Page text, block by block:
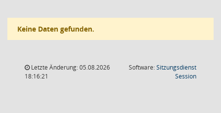
Keine Daten gefunden.
Letzte Änderung: 05.08.2026
18:16:21
Software:Sitzungsdienst
Session(Wird in